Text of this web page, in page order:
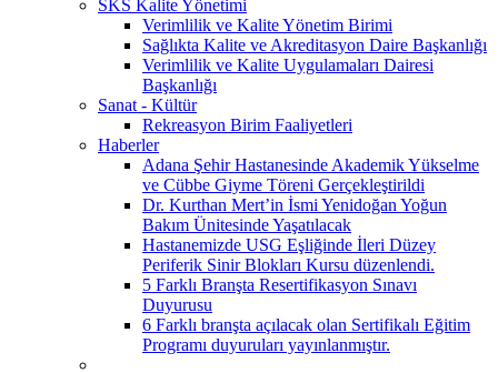
SKS Kalite Yönetimi
Verimlilik ve Kalite Yönetim Birimi
Sağlıkta Kalite ve Akreditasyon Daire Başkanlığı
Verimlilik ve Kalite Uygulamaları Dairesi
Başkanlığı
Sanat - Kültür
Rekreasyon Birim Faaliyetleri
Haberler
Adana Şehir Hastanesinde Akademik Yükselme
ve Cübbe Giyme Töreni Gerçekleştirildi
Dr. Kurthan Mert’in İsmi Yenidoğan Yoğun
Bakım Ünitesinde Yaşatılacak
Hastanemizde USG Eşliğinde İleri Düzey
Periferik Sinir Blokları Kursu düzenlendi.
5 Farklı Branşta Resertifikasyon Sınavı
Duyurusu
6 Farklı branşta açılacak olan Sertifikalı Eğitim
Programı duyuruları yayınlanmıştır.